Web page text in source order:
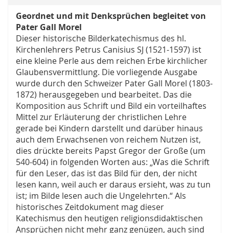
Geordnet und mit Denksprüchen begleitet von
Pater Gall Morel
Dieser historische Bilderkatechismus des hl.
Kirchenlehrers Petrus Canisius SJ (1521-1597) ist
eine kleine Perle aus dem reichen Erbe kirchlicher
Glaubensvermittlung. Die vorliegende Ausgabe
wurde durch den Schweizer Pater Gall Morel (1803-
1872) herausgegeben und bearbeitet. Das die
Komposition aus Schrift und Bild ein vorteilhaftes
Mittel zur Erläuterung der christlichen Lehre
gerade bei Kindern darstellt und darüber hinaus
auch dem Erwachsenen von reichem Nutzen ist,
dies drückte bereits Papst Gregor der Große (um
540-604) in folgenden Worten aus: „Was die Schrift
für den Leser, das ist das Bild für den, der nicht
lesen kann, weil auch er daraus ersieht, was zu tun
ist; im Bilde lesen auch die Ungelehrten.“ Als
historisches Zeitdokument mag dieser
Katechismus den heutigen religionsdidaktischen
Ansprüchen nicht mehr ganz genügen, auch sind